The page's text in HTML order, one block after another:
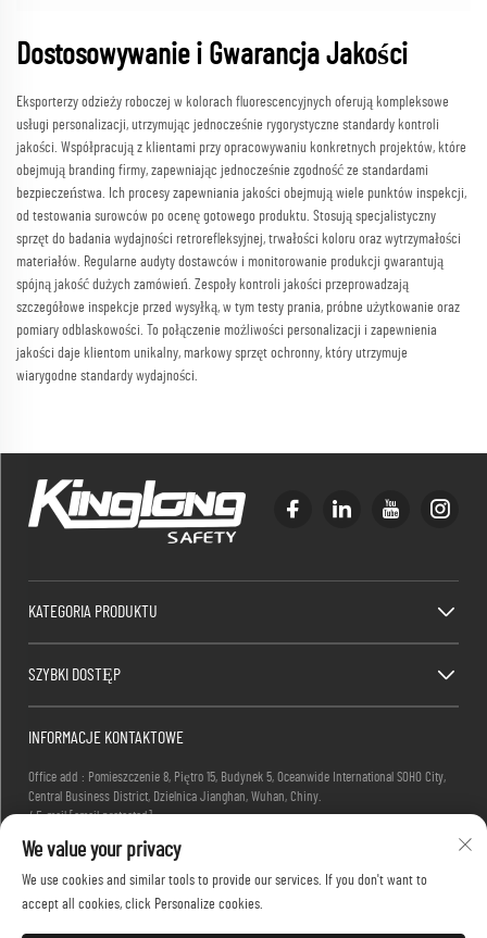
Dostosowywanie i Gwarancja Jakości
Eksporterzy odzieży roboczej w kolorach fluorescencyjnych oferują kompleksowe
usługi personalizacji, utrzymując jednocześnie rygorystyczne standardy kontroli
jakości. Współpracują z klientami przy opracowywaniu konkretnych projektów, które
obejmują branding firmy, zapewniając jednocześnie zgodność ze standardami
bezpieczeństwa. Ich procesy zapewniania jakości obejmują wiele punktów inspekcji,
od testowania surowców po ocenę gotowego produktu. Stosują specjalistyczny
sprzęt do badania wydajności retrorefleksyjnej, trwałości koloru oraz wytrzymałości
materiałów. Regularne audyty dostawców i monitorowanie produkcji gwarantują
spójną jakość dużych zamówień. Zespoły kontroli jakości przeprowadzają
szczegółowe inspekcje przed wysyłką, w tym testy prania, próbne użytkowanie oraz
pomiary odblaskowości. To połączenie możliwości personalizacji i zapewnienia
jakości daje klientom unikalny, markowy sprzęt ochronny, który utrzymuje
wiarygodne standardy wydajności.
KATEGORIA PRODUKTU
SZYBKI DOSTĘP
INFORMACJE KONTAKTOWE
Office add : Pomieszczenie 8, Piętro 15, Budynek 5, Oceanwide International SOHO City,
Central Business District, Dzielnica Jianghan, Wuhan, Chiny.
/ E-mail:[email protected]
We value your privacy
We use cookies and similar tools to provide our services. If you don't want to
accept all cookies, click Personalize cookies.